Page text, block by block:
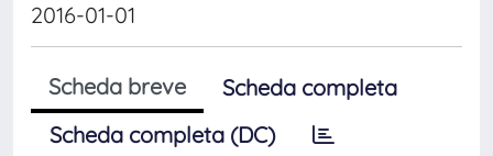
2016-01-01
Scheda breve
Scheda completa
Scheda completa (DC)